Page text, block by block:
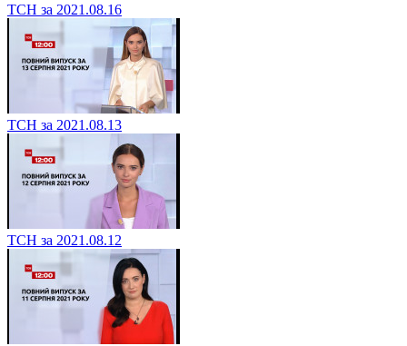
ТСН за 2021.08.16
ТСН за 2021.08.13
ТСН за 2021.08.12